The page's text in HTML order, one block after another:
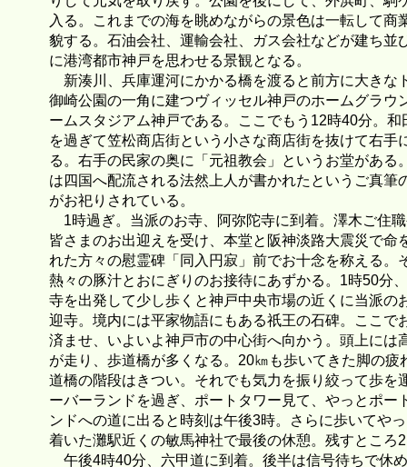
入る。これまでの海を眺めながらの景色は一転して商
貌する。石油会社、運輸会社、ガス会社などが建ち並
に港湾都市神戸を思わせる景観となる。
新湊川、兵庫運河にかかる橋を渡ると前方に大きな
御崎公園の一角に建つヴィッセル神戸のホームグラウ
ームスタジアム神戸である。ここでもう12時40分。和
を過ぎて笠松商店街という小さな商店街を抜けて右手
る。右手の民家の奥に「元祖教会」というお堂がある
は四国へ配流される法然上人が書かれたというご真筆
がお祀りされている。
1時過ぎ。当派のお寺、阿弥陀寺に到着。澤木ご住
皆さまのお出迎えを受け、本堂と阪神淡路大震災で命
れた方々の慰霊碑「同入円寂」前でお十念を称える。
熱々の豚汁とおにぎりのお接待にあずかる。1時50分
寺を出発して少し歩くと神戸中央市場の近くに当派の
迎寺。境内には平家物語にもある祇王の石碑。ここで
済ませ、いよいよ神戸市の中心街へ向かう。頭上には
が走り、歩道橋が多くなる。20㎞も歩いてきた脚の疲
道橋の階段はきつい。それでも気力を振り絞って歩を
ーバーランドを過ぎ、ポートタワー見て、やっとポー
ンドへの道に出ると時刻は午後3時。さらに歩いてや
着いた灘駅近くの敏馬神社で最後の休憩。残すところ
午後4時40分、六甲道に到着。後半は信号待ちで休